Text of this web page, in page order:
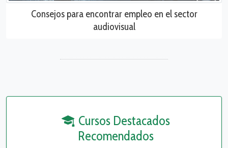
Consejos para encontrar empleo en el sector
audiovisual
Cursos Destacados
Recomendados